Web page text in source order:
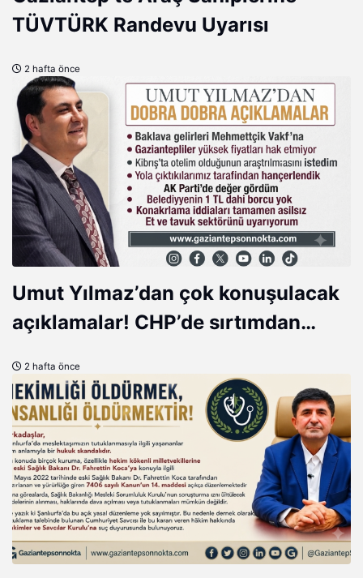
TÜVTÜRK Randevu Uyarısı
2 hafta önce
Umut Yılmaz’dan çok konuşulacak
açıklamalar! CHP’de sırtımdan
gördüm
2 hafta önce